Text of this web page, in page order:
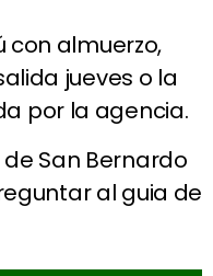
con almuerzo,
jueves o la
por la agencia.
San Bernardo
al guia de